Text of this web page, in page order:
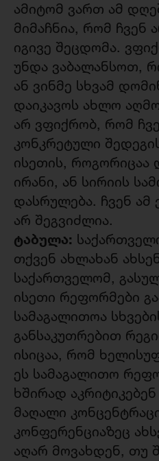
ამიტომ ვართ ამ
მიმაჩნია, რომ ჩვენ
იგივე შეცდომა.
უნდა ვაბალანსოთ,
ან ვინმე სხვამ
დაიკავოს ახლო
არ ვფიქრობ, რომ
კონკრეტული
ისეთის, როგორიცაა
ირანი, ან სირიის
დასრულება. ჩვენ ამ
არ შეგვიძლია.
ტაბულა:
თქვენ ახლახან
საქართველომ,
ისეთი რეფორმები
სამაგალითოა
განსაკუთრებით
ისიცაა, რომ
ეს სამაგალითო
ხშირად
მაღალი
კონფერენციაზეც
აღარ მოვახდენ, თუ